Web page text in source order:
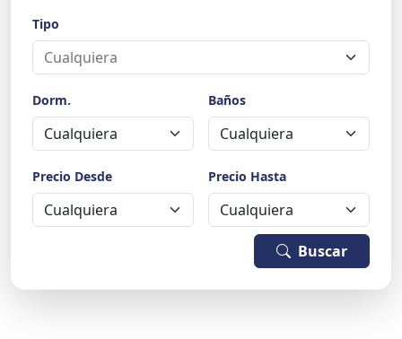
Tipo
Dorm. Baños
Precio Desde Precio Hasta
Buscar